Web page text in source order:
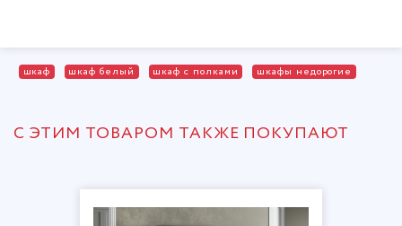
шкаф шкаф белый шкаф с полками шкафы недорогие
С ЭТИМ ТОВАРОМ ТАКЖЕ ПОКУПАЮТ